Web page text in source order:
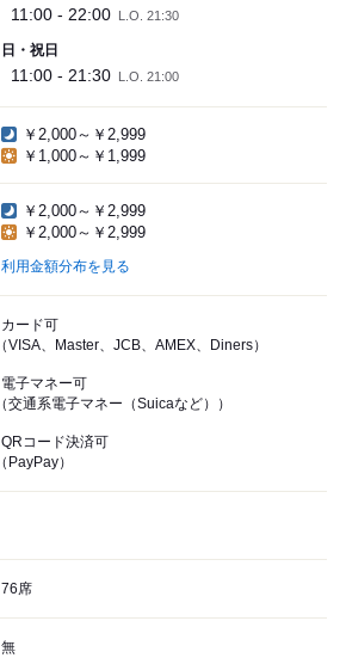
11:00 - 22:00 L.O. 21:30
日・祝日
11:00 - 21:30 L.O. 21:00
￥2,000～￥2,999
￥1,000～￥1,999
￥2,000～￥2,999
￥2,000～￥2,999
利用金額分布を見る
カード可
（VISA、Master、JCB、AMEX、Diners）
電子マネー可
（交通系電子マネー（Suicaなど））
QRコード決済可
（PayPay）
76席
無